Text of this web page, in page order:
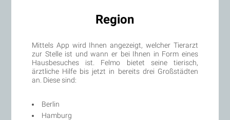
Region
Mittels App wird Ihnen angezeigt, welcher Tierarzt
zur Stelle ist und wann er bei Ihnen in Form eines
Hausbesuches ist. Felmo bietet seine tierisch,
ärztliche Hilfe bis jetzt in bereits drei Großstädten
an. Diese sind:
Berlin
Hamburg